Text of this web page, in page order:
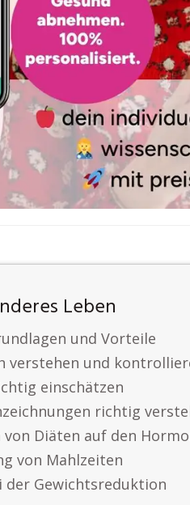
Leben
und Vorteile
verstehen und
einschätzen
richtig
von Diäten auf den
von Mahlzeiten
der Gewichtsreduktion